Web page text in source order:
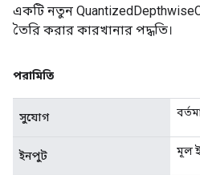
একটি নতুন
তৈরি করার কারখানার পদ্ধতি।
পরামিতি
সুযোগ
ইনপুট মূল